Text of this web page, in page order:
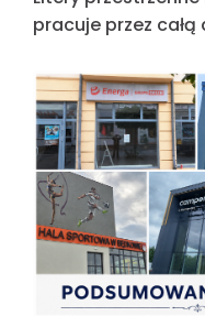
pracuje przez całą